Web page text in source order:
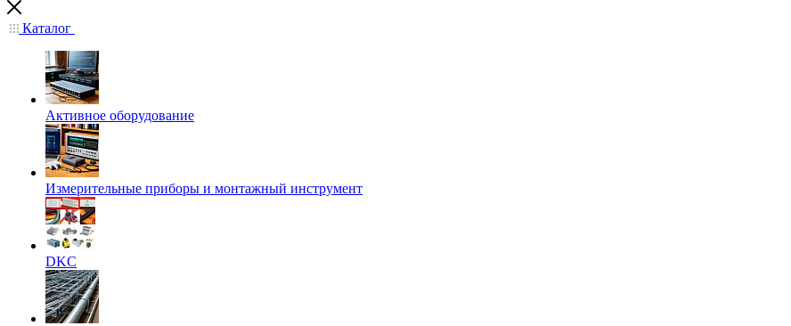
Каталог
Активное оборудование
Измерительные приборы и монтажный инструмент
DKC